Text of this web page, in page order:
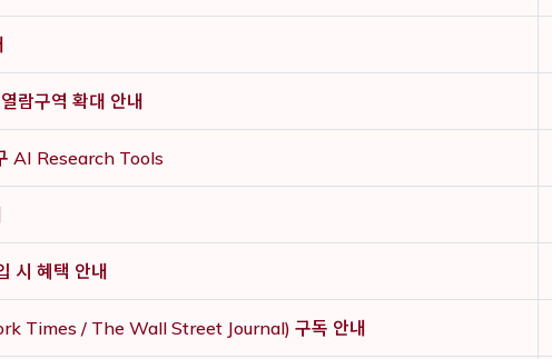
람구역 확대 안내
AI Research Tools
시 혜택 안내
Times / The Wall Street Journal) 구독 안내